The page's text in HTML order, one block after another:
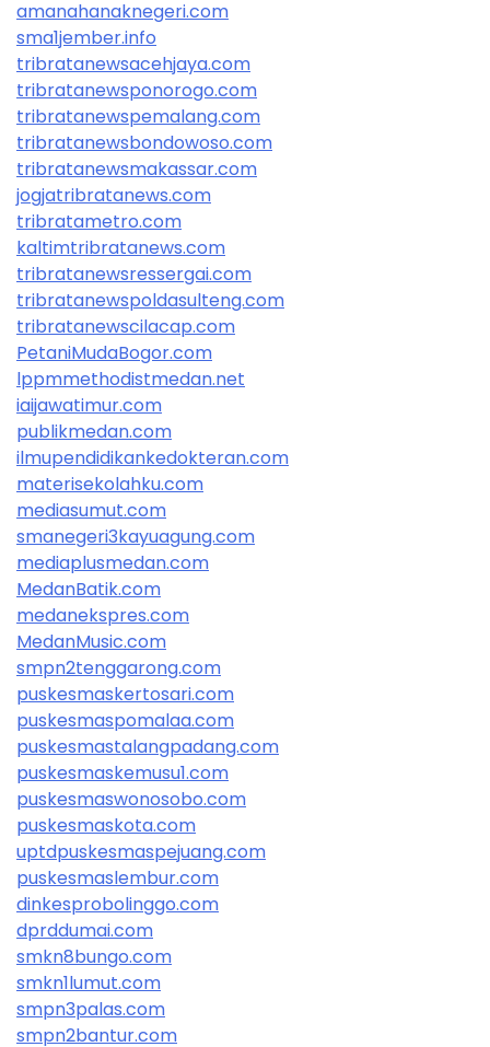
amanahanaknegeri.com
sma1jember.info
tribratanewsacehjaya.com
tribratanewsponorogo.com
tribratanewspemalang.com
tribratanewsbondowoso.com
tribratanewsmakassar.com
jogjatribratanews.com
tribratametro.com
kaltimtribratanews.com
tribratanewsressergai.com
tribratanewspoldasulteng.com
tribratanewscilacap.com
PetaniMudaBogor.com
lppmmethodistmedan.net
iaijawatimur.com
publikmedan.com
ilmupendidikankedokteran.com
materisekolahku.com
mediasumut.com
smanegeri3kayuagung.com
mediaplusmedan.com
MedanBatik.com
medanekspres.com
MedanMusic.com
smpn2tenggarong.com
puskesmaskertosari.com
puskesmaspomalaa.com
puskesmastalangpadang.com
puskesmaskemusu1.com
puskesmaswonosobo.com
puskesmaskota.com
uptdpuskesmaspejuang.com
puskesmaslembur.com
dinkesprobolinggo.com
dprddumai.com
smkn8bungo.com
smkn1lumut.com
smpn3palas.com
smpn2bantur.com